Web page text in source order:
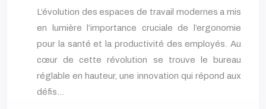
L’évolution des espaces de travail modernes a mis
en lumière l’importance cruciale de l’ergonomie
pour la santé et la productivité des employés. Au
cœur de cette révolution se trouve le bureau
réglable en hauteur, une innovation qui répond aux
défis…